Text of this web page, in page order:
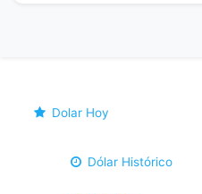
Dolar Hoy
Dólar Histórico